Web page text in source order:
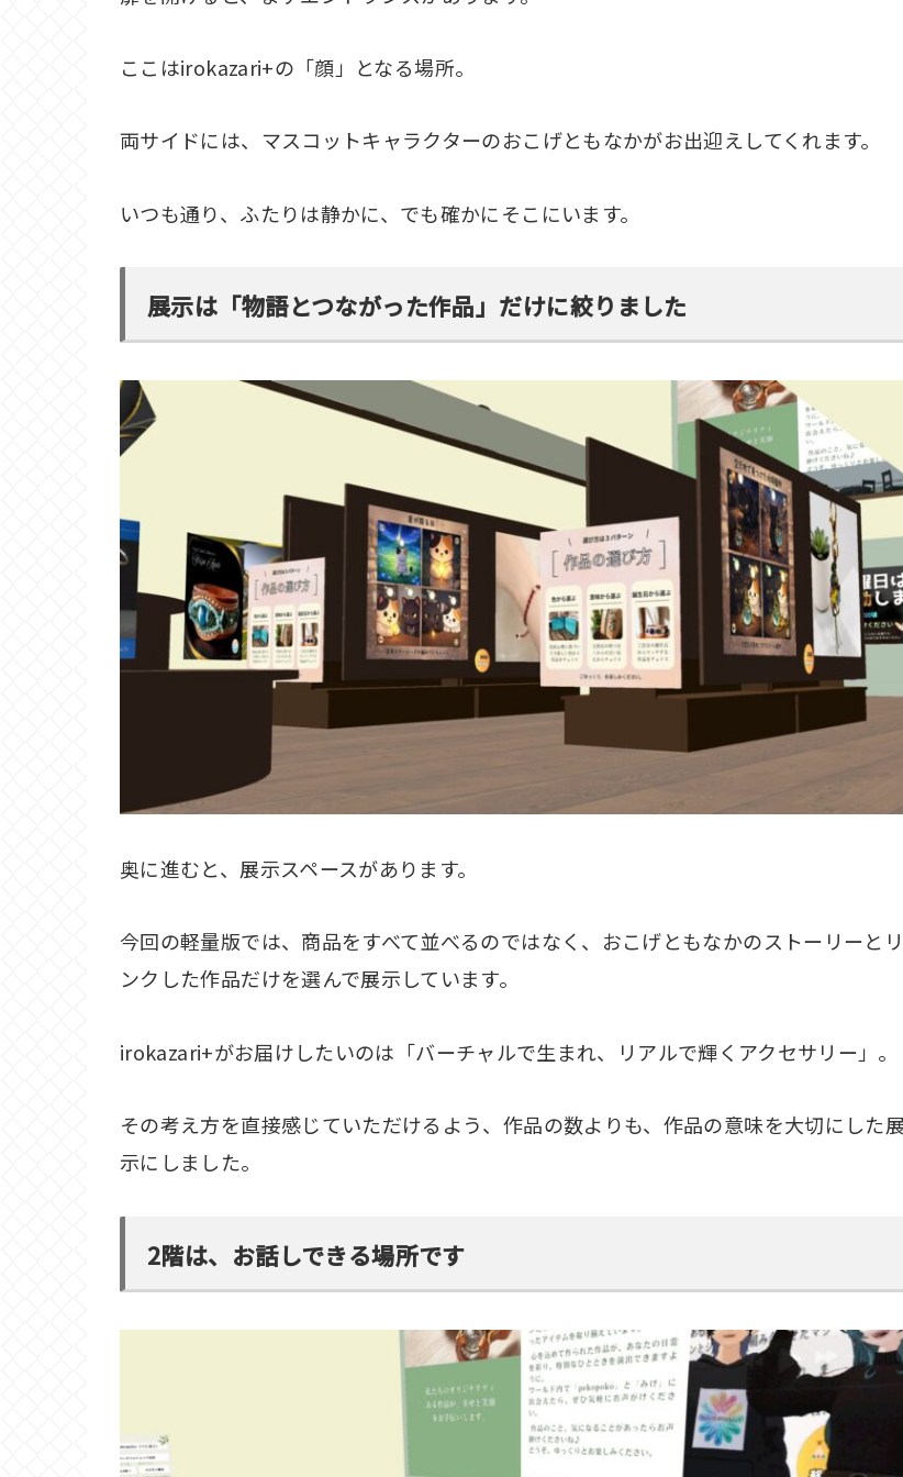
ここはirokazari+の「顔」となる場所。
両サイドには、マスコットキャラクターのおこげともなかがお出迎えしてくれます。
いつも通り、ふたりは静かに、でも確かにそこにいます。
展示は「物語とつながった作品」だけに絞りました
奥に進むと、展示スペースがあります。
今回の軽量版では、商品をすべて並べるのではなく、おこげともなかのストーリーとリ
ンクした作品だけを選んで展示しています。
irokazari+がお届けしたいのは「バーチャルで生まれ、リアルで輝くアクセサリー」。
その考え方を直接感じていただけるよう、作品の数よりも、作品の意味を大切にした展
示にしました。
2階は、お話しできる場所です